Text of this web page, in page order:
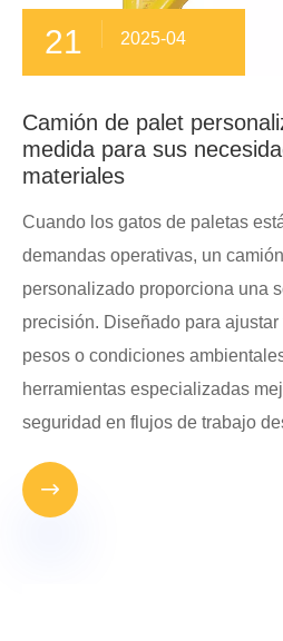
21 2025-04
Camión de palet
medida para sus
materiales
Cuando los gatos de paletas
demandas operativas, un
personalizado proporciona una
precisión. Diseñado para
pesos o condiciones
herramientas especializadas
seguridad en flujos de trabajo
